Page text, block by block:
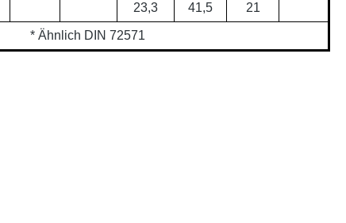
23,3 41,5 21
* Ähnlich DIN 72571